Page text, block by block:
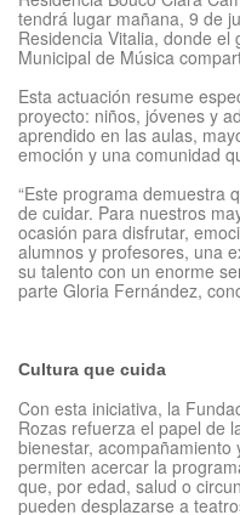
tendrá lugar mañana, 9 de
Residencia Vitalia, donde
Municipal de Música
Esta actuación resume
proyecto: niños, jóvenes y
aprendido en las aulas,
emoción y una comunidad
“Este programa demuestra
de cuidar. Para nuestros
ocasión para disfrutar,
alumnos y profesores, una
su talento con un enorme
parte Gloria Fernández,
Cultura que cuida
Con esta iniciativa, la
Rozas refuerza el papel de
bienestar,
permiten acercar la
que, por edad, salud o
pueden desplazarse a